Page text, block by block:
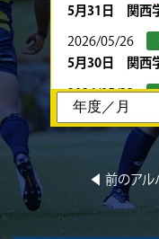
5月31日 関西
2026/05/26
5月30日 関西
2026/05/22
5月24日 春季
2026/05/22
5月23日 京都
2026/05/08
5月10日 龍谷
◀︎ 前のアル